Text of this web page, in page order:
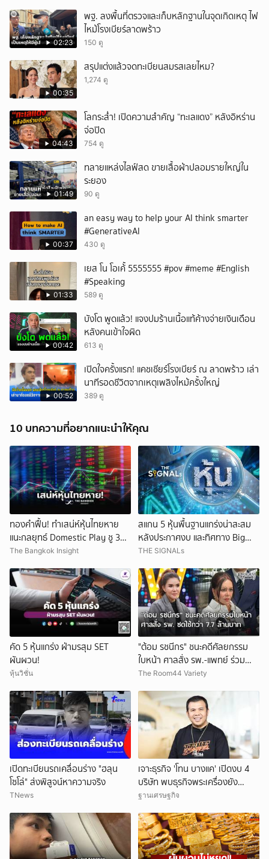
02:23
พฐ. ลงพื้นที่ตรวจและเก็บหลักฐานในจุดเกิดเหตุ ไฟ
ไหม้โรงเบียร์ลาดพร้าว
150 ดู
00:35
สรุปแต่งแล้วจดทะเบียนสมรสเลยไหม?
1,274 ดู
04:43
โลกระส่ำ! เปิดความสำคัญ “ทะเลแดง” หลังอิหร่าน
จ่อปิด
754 ดู
01:49
ทลายแหล่งไลฟ์สด ขายเสื้อผ้าปลอมรายใหญ่ใน
ระยอง
90 ดู
00:37
an easy way to help your AI think smarter
#GenerativeAI
430 ดู
01:33
เยส โน โอเค้้้้ 5555555 #pov #meme #English
#Speaking
589 ดู
00:42
บังโต พูดแล้ว! แจงปมร้านเนื้อแท้ค้างจ่ายเงินเดือน
หลังคนเข้าใจผิด
613 ดู
00:52
เปิดใจครั้งแรก! แคชเชียร์โรงเบียร์ ณ ลาดพร้าว เล่า
นาทีรอดชีวิตจากเหตุเพลิงไหม้ครั้งใหญ่
389 ดู
10 บทความที่อยากแนะนำให้คุณ
ทองคำฟื้น! ทำเสน่ห์หุ้นไทยหาย
แนะกลยุทธ์ Domestic Play ชู 3
หุ้นเด่น
The Bangkok Insight
สแกน 5 หุ้นพื้นฐานแกร่งน่าสะสม
หลังประกาศงบ และทิศทาง Big
Tech ในเวลานี้
THE SIGNALs
คัด 5 หุ้นแกร่ง ฝ่ามรสุม SET
ผันผวน!
หุ้นวิชั่น
"ต้อม รชนีกร" ชนะคดีศัลยกรรม
ใบหน้า ศาลสั่ง รพ.-แพทย์ ร่วม
ชดใช้กว่า 7.7 ล้านบาท
The Room44 Variety
เปิดทะเบียนรถเคลื่อนร่าง "ฮลุน
โซโล่" ส่งพิสูจน์หาความจริง
TNews
เจาะธุรกิจ 'โทน บางแค' เปิดงบ 4
บริษัท พบธุรกิจพระเครื่องยัง
ขาดทุน
ฐานเศรษฐกิจ